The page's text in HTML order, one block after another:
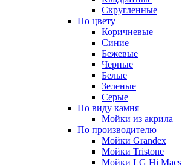
Скругленные
По цвету
Коричневые
Синие
Бежевые
Черные
Белые
Зеленые
Серые
По виду камня
Мойки из акрила
По производителю
Мойки Grandex
Мойки Tristone
Мойки LG Hi Macs